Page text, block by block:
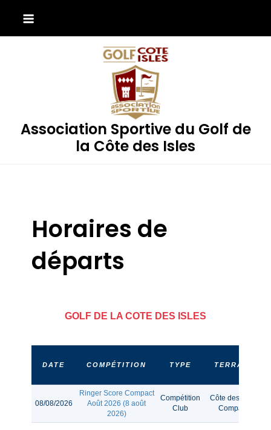
content
Association Sportive du Golf de
la Côte des Isles
Horaires de
départs